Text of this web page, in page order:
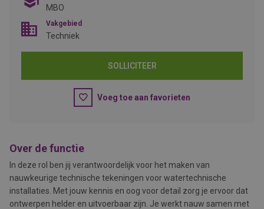
MBO
Vakgebied
Techniek
SOLLICITEER
Voeg toe aan favorieten
Over de functie
In deze rol ben jij verantwoordelijk voor het maken van
nauwkeurige technische tekeningen voor watertechnische
installaties. Met jouw kennis en oog voor detail zorg je ervoor dat
ontwerpen helder en uitvoerbaar zijn. Je werkt nauw samen met